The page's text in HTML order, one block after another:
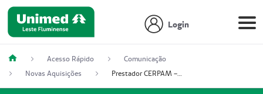
Login
Acesso Rápido
Comunicação
Novas Aquisições
Prestador CERPAM – Centro de Reabilitação S/S Ltda-ME (52004274-8)